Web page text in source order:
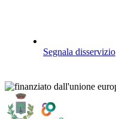
Segnala disservizio